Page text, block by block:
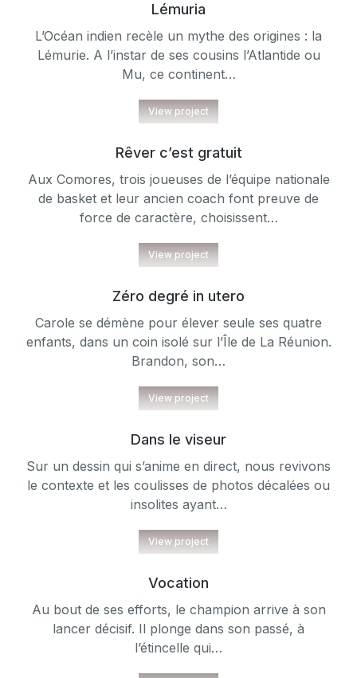
Lémuria
L’Océan indien recèle un mythe des origines : la
Lémurie. A l’instar de ses cousins l’Atlantide ou
Mu, ce continent…
View project
Rêver c’est gratuit
Aux Comores, trois joueuses de l’équipe nationale
de basket et leur ancien coach font preuve de
force de caractère, choisissent…
View project
Zéro degré in utero
Carole se démène pour élever seule ses quatre
enfants, dans un coin isolé sur l’Île de La Réunion.
Brandon, son…
View project
Dans le viseur
Sur un dessin qui s’anime en direct, nous revivons
le contexte et les coulisses de photos décalées ou
insolites ayant…
View project
Vocation
Au bout de ses efforts, le champion arrive à son
lancer décisif. Il plonge dans son passé, à
l’étincelle qui…